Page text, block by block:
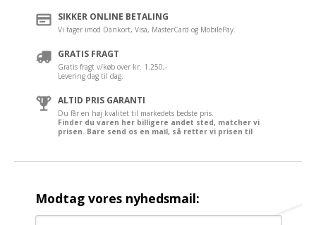
SIKKER ONLINE BETALING
Vi tager imod Dankort, Visa, MasterCard og MobilePay.
GRATIS FRAGT
Gratis fragt v/køb over kr. 1.250,-
Levering dag til dag.
ALTID PRIS GARANTI
Du får en høj kvalitet til markedets bedste pris.
Finder du varen her billigere andet sted, matcher vi
prisen. Bare send os en mail, så retter vi prisen til
Modtag vores nyhedsmail: